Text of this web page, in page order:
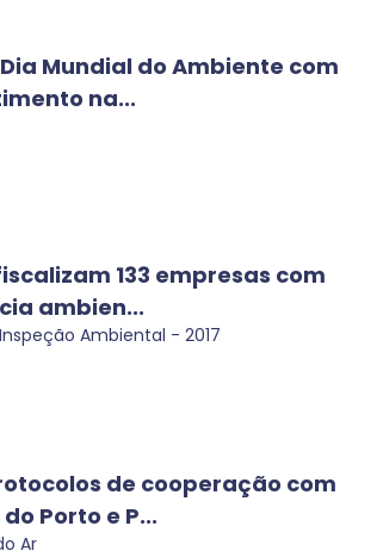
Mundial do Ambiente com
na...
fiscalizam 133 empresas com
ambien...
Ambiental - 2017
de cooperação com
Porto e P...
Ar